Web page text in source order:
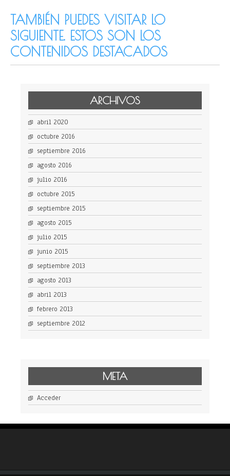
TAMBIÉN PUEDES VISITAR LO
SIGUIENTE. ESTOS SON LOS
CONTENIDOS DESTACADOS
ARCHIVOS
abril 2020
octubre 2016
septiembre 2016
agosto 2016
julio 2016
octubre 2015
septiembre 2015
agosto 2015
julio 2015
junio 2015
septiembre 2013
agosto 2013
abril 2013
febrero 2013
septiembre 2012
META
Acceder